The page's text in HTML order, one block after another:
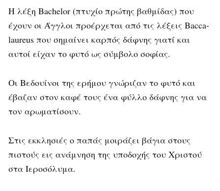
Η λέξη Bachelor (πτυχίο πρώτης βαθμίδας) που
έχουν οι Άγγλοι προέρχεται από τις λέξεις Bacca-
laureus που σημαίνει καρπός δάφνης γιατί και
αυτοί είχαν το φυτό ως σύμβολο σοφίας.
Οι Βεδουίνοι της ερήμου γνώριζαν το φυτό και
έβαζαν στον καφέ τους ένα φύλλο δάφνης για να
τον αρωματίσουν.
Στις εκκλησιές ο παπάς μοιράζει βάγια στους
πιστούς εις ανάμνηση της υποδοχής του Χριστού
στα Ιεροσόλυμα.